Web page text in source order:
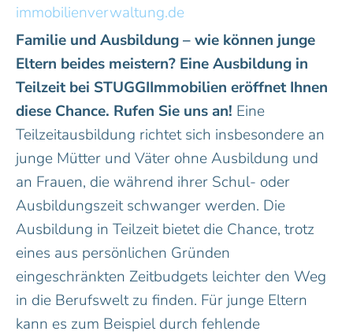
immobilienverwaltung.de
Familie und Ausbildung – wie können junge
Eltern beides meistern? Eine Ausbildung in
Teilzeit bei STUGGIImmobilien eröffnet Ihnen
diese Chance. Rufen Sie uns an! Eine
Teilzeitausbildung richtet sich insbesondere an
junge Mütter und Väter ohne Ausbildung und
an Frauen, die während ihrer Schul- oder
Ausbildungszeit schwanger werden. Die
Ausbildung in Teilzeit bietet die Chance, trotz
eines aus persönlichen Gründen
eingeschränkten Zeitbudgets leichter den Weg
in die Berufswelt zu finden. Für junge Eltern
kann es zum Beispiel durch fehlende